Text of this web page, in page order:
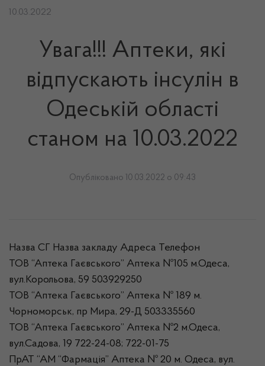
10.03.2022
Увага!!! Аптеки, які
відпускають інсулін в
Одеській області
станом на 10.03.2022
Опубліковано 10.03.2022 о 09:43
Назва СГ Назва закладу Адреса Телефон
ТОВ “Аптека Гаєвського” Аптека №105 м.Одеса,
вул.Корольова, 59 503929250
ТОВ “Аптека Гаєвського” Аптека № 189 м.
Чорноморськ, пр Мира, 29-Д 503335560
ТОВ “Аптека Гаєвського” Аптека №2 м.Одеса,
вул.Садова, 19 722-24-08; 722-01-75
ПрАТ “АМ “Фармація” Аптека № 20 м. Одеса, вул.